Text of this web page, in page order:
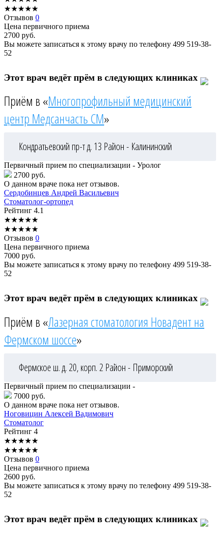
★★★★★
Отзывов 0
Цена первичного приема
2700 руб.
Вы можете записаться к этому врачу по телефону 499 519-38-
52
Этот врач ведёт прём в следующих клиниках
Приём в «Многопрофильный медицинский
центр Медсанчасть СМ»
Кондратьевский пр-т д. 13 Район - Калининский
Первичный прием по специализации - Уролог
2700 руб.
О данном враче пока нет отзывов.
Сердобинцев Андрей Васильевич
Стоматолог-ортопед
Рейтинг 4.1
★★★★★
★★★★★
Отзывов 0
Цена первичного приема
7000 руб.
Вы можете записаться к этому врачу по телефону 499 519-38-
52
Этот врач ведёт прём в следующих клиниках
Приём в «Лазерная стоматология Новадент на
Фермском шоссе»
Фермское ш. д. 20, корп. 2 Район - Приморский
Первичный прием по специализации -
7000 руб.
О данном враче пока нет отзывов.
Ноговицин Алексей Вадимович
Стоматолог
Рейтинг 4
★★★★★
★★★★★
Отзывов 0
Цена первичного приема
2600 руб.
Вы можете записаться к этому врачу по телефону 499 519-38-
52
Этот врач ведёт прём в следующих клиниках